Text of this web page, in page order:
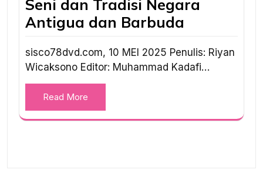
Seni dan Tradisi Negara
Antigua dan Barbuda
sisco78dvd.com, 10 MEI 2025 Penulis: Riyan
Wicaksono Editor: Muhammad Kadafi…
Read More